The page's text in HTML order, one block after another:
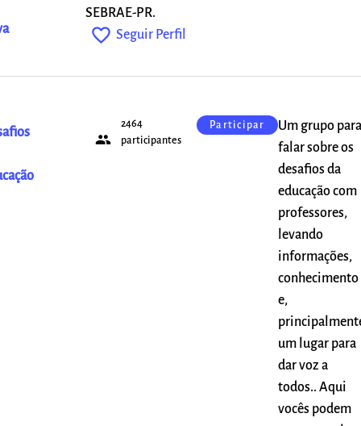
SEBRAE-PR.
favorite_outline Seguir Perfil
people
2464
participantes
Participar
Um grupo para
falar sobre os
desafios da
educação com
professores,
levando
informações,
conhecimento
e,
um lugar para
dar voz a
todos.. Aqui
vocês podem